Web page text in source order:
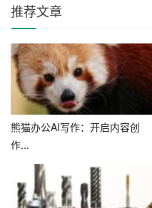
四、加强团队合作与沟通
1. 培养服务员团队意识，
门之间的顺畅沟通。
2. 定期召开服务员座谈会
和问题，提供必要的支持
3. 加强服务员之间的沟通
服务水平。
推荐文章
熊猫办公AI写作：开启内容创
作...